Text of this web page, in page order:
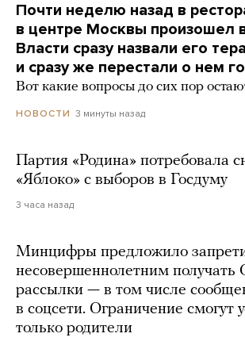
Почти неделю назад в
в центре Москвы произошел
Власти сразу назвали его
и сразу же перестали о нем
Вот какие вопросы до сих пор
НОВОСТИ 3 минуты назад
Партия «Родина» потребовала
«Яблоко» с выборов в Госдуму
3 часа назад
Минцифры предложило
несовершеннолетним
рассылки — в том числе
в соцсети. Ограничение смогут
только родители